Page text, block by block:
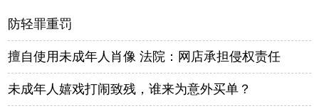
防轻罪重罚
擅自使用未成年人肖像 法院：网店承担侵权责任
未成年人嬉戏打闹致残，谁来为意外买单？